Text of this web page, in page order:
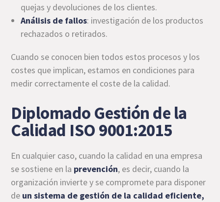
quejas y devoluciones de los clientes.
Análisis de fallos: investigación de los productos
rechazados o retirados.
Cuando se conocen bien todos estos procesos y los
costes que implican, estamos en condiciones para
medir correctamente el coste de la calidad.
Diplomado Gestión de la
Calidad ISO 9001:2015
En cualquier caso, cuando la calidad en una empresa
se sostiene en la prevención, es decir, cuando la
organización invierte y se compromete para disponer
de un sistema de gestión de la calidad eficiente,